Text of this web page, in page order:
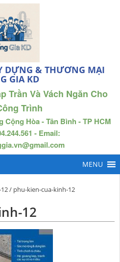
DỰNG & THƯƠNG MẠI
GIA KD
Trần Và Vách Ngăn Cho
Trình
Hòa - Tân Bình - TP HCM
- Email:
/ phu-kien-cua-kinh-12
12